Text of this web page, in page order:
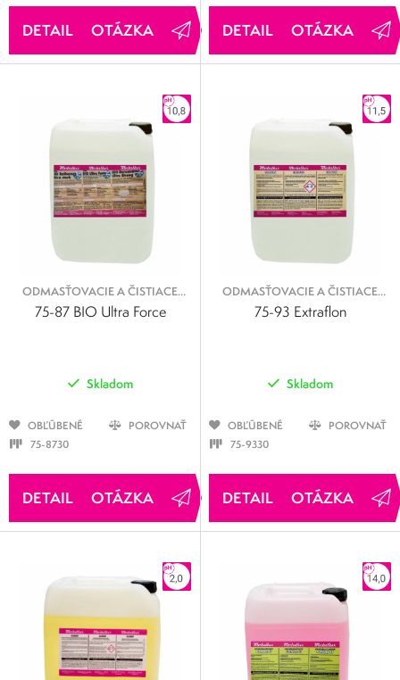
OTÁZKA OTÁZKA
ODMASŤOVACIE A ČISTIACE
KVAPALINY
75-87 BIO Ultra Force
Skladom
OBĽÚBENÉ
POROVNAŤ
75-8730
OTÁZKA
ODMASŤOVACIE A ČISTIACE
KVAPALINY
75-93 Extraflon
Skladom
OBĽÚBENÉ
POROVNAŤ
75-9330
OTÁZKA